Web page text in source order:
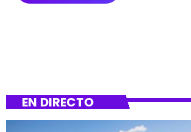
EN DIRECTO